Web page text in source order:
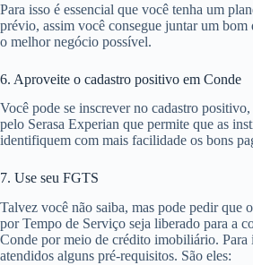
Para isso é essencial que você tenha um
prévio, assim você consegue juntar um
o melhor negócio possível.
6. Aproveite o cadastro positivo em Conde
Você pode se inscrever no cadastro
pelo Serasa Experian que permite que as
identifiquem com mais facilidade os bons
7. Use seu FGTS
Talvez você não saiba, mas pode pedir que
por Tempo de Serviço seja liberado para a
Conde por meio de crédito imobiliário. Para
atendidos alguns pré-requisitos. São eles: